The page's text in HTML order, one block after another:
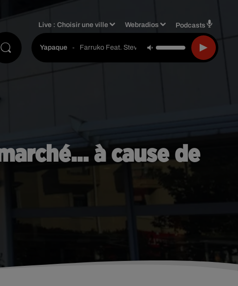
Live :Choisir une ville Webradios Podcasts
Yapaque - Farruko Feat. Steve Aoki & Greecy
à cause de